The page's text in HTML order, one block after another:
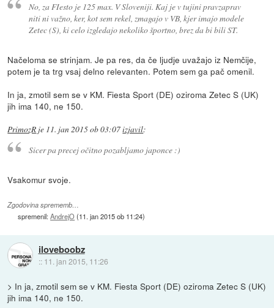
No, za FIesto je 125 max. V Sloveniji. Kaj je v tujini pravzaprav
niti ni važno, ker, kot sem rekel, zmagajo v VB, kjer imajo modele
Zetec (S), ki celo izgledajo nekoliko športno, brez da bi bili ST.
Načeloma se strinjam. Je pa res, da če ljudje uvažajo iz Nemčije,
potem je ta trg vsaj delno relevanten. Potem sem ga pač omenil.
In ja, zmotil sem se v KM. Fiesta Sport (DE) oziroma Zetec S (UK)
jih ima 140, ne 150.
PrimozR je 11. jan 2015 ob 03:07izjavil:
Sicer pa precej očitno pozabljamo japonce :)
Vsakomur svoje.
Zgodovina sprememb…
spremenil:AndrejO(11. jan 2015 ob 11:24)
iloveboobz
:: 11. jan 2015, 11:26
> In ja, zmotil sem se v KM. Fiesta Sport (DE) oziroma Zetec S (UK)
jih ima 140, ne 150.